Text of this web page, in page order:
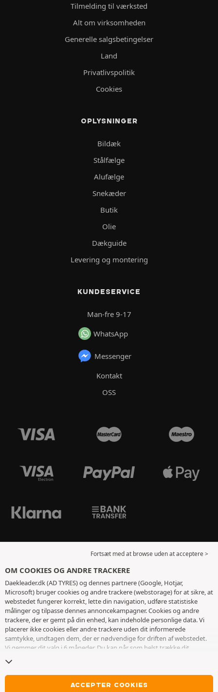
Tilmelding til værksted
Alt om virksomheden
Generelle salgsbetingelser
Land
Privatlivspolitik
Cookies
OPLYSNINGER
Bildæk
Stålfælge
Alufælge
Snekæder
Butik
Olie
Dækguide
Levering og montering
KUNDESERVICE
Man-fre 9-17
WhatsApp
Messenger
Kontakt
OSS
Fortsæt med at browse uden at acceptere >
OM COOKIES OG ANDRE TRACKERE
Daekleader.dk (AD TYRES) og dennes partnere (Google, Hotjar,
Microsoft) bruger cookies og andre trackere (webstorage) for at sikre, at
webstedet fungerer korrekt, lette din navigation, udføre statistiske
målinger og tilpasse dennes annoncekampagner. Cookies og andre
trackere, der er gemt på din enhed, kan indeholde personlige data. Vi
placerer ikke cookies eller andre trackere uden dit informerede
samtykke, undtagen dem, der er nødvendige for driften af ​​webstedet.
Vi gemmer dit valg i 6 måneder. Du kan når som helst trække dit
kan vælge at fortsætte med at browse uden at acceptere deponering af
cookies eller andre trackere. Afvisning forhindrer ikke adgang til
tjenesterne AD TYRES. For mere information, inviterer vi dig til at
ACCEPTER COOKIES